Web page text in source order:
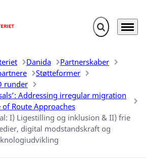
Fold søgefelt
Menu
Danida
Partnerskaber
Støtteformer
runder
Addressing irregular migration
Route Approaches
I) Ligestilling og inklusion & II) frie
digital modstandskraft og